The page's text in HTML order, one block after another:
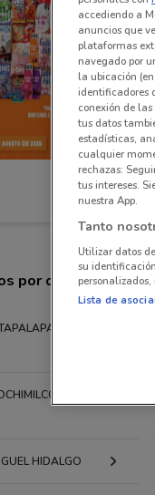
por ciudad a tu
HIDALGO
accediendo a
anuncios que
plataformas
navegado por
la ubicación
identificadores
conexión de
tus datos
estadísticas,
cualquier
rechazas:
tus intereses.
nuestra App.
Tanto
Utilizar datos
su
Lista de